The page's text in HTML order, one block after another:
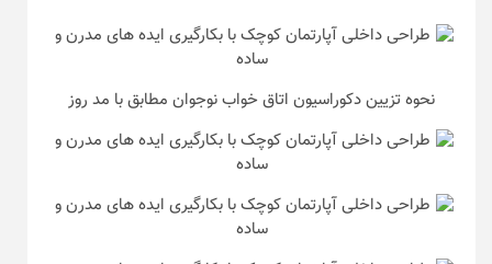
نحوه تزیین دکوراسیون اتاق خواب نوجوان مطابق با مد روز